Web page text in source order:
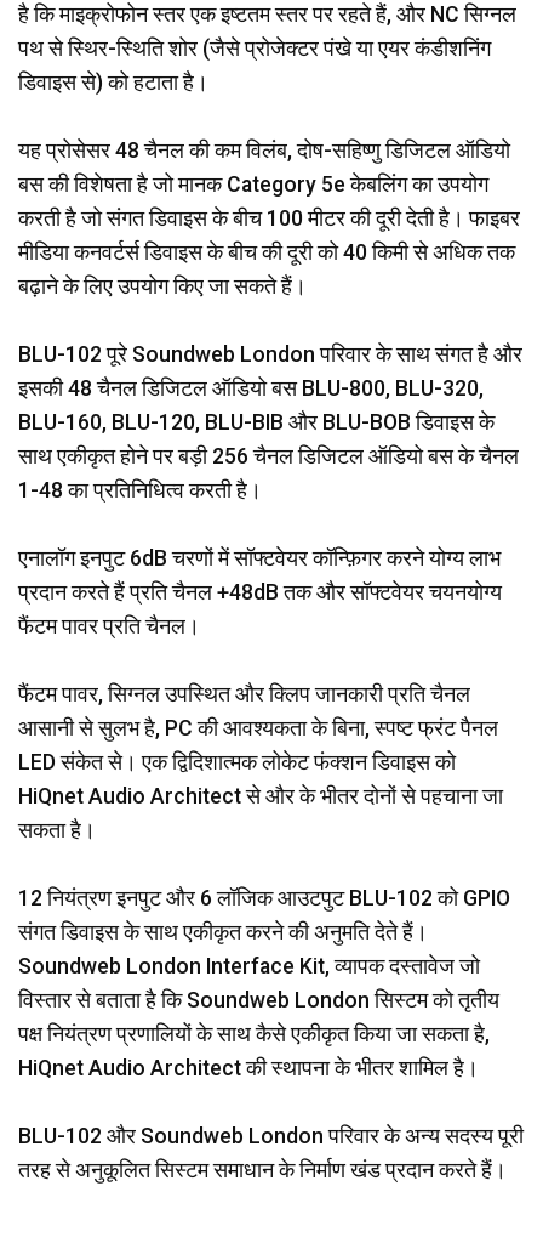
है कि माइक्रोफोन स्तर एक इष्टतम स्तर पर रहते हैं, और NC सिग्नल
पथ से स्थिर-स्थिति शोर (जैसे प्रोजेक्टर पंखे या एयर कंडीशनिंग
डिवाइस से) को हटाता है।
यह प्रोसेसर 48 चैनल की कम विलंब, दोष-सहिष्णु डिजिटल ऑडियो
बस की विशेषता है जो मानक Category 5e केबलिंग का उपयोग
करती है जो संगत डिवाइस के बीच 100 मीटर की दूरी देती है। फाइबर
मीडिया कनवर्टर्स डिवाइस के बीच की दूरी को 40 किमी से अधिक तक
बढ़ाने के लिए उपयोग किए जा सकते हैं।
BLU-102 पूरे Soundweb London परिवार के साथ संगत है और
इसकी 48 चैनल डिजिटल ऑडियो बस BLU-800, BLU-320,
BLU-160, BLU-120, BLU-BIB और BLU-BOB डिवाइस के
साथ एकीकृत होने पर बड़ी 256 चैनल डिजिटल ऑडियो बस के चैनल
1-48 का प्रतिनिधित्व करती है।
एनालॉग इनपुट 6dB चरणों में सॉफ्टवेयर कॉन्फ़िगर करने योग्य लाभ
प्रदान करते हैं प्रति चैनल +48dB तक और सॉफ्टवेयर चयनयोग्य
फैंटम पावर प्रति चैनल।
फैंटम पावर, सिग्नल उपस्थित और क्लिप जानकारी प्रति चैनल
आसानी से सुलभ है, PC की आवश्यकता के बिना, स्पष्ट फ्रंट पैनल
LED संकेत से। एक द्विदिशात्मक लोकेट फंक्शन डिवाइस को
HiQnet Audio Architect से और के भीतर दोनों से पहचाना जा
सकता है।
12 नियंत्रण इनपुट और 6 लॉजिक आउटपुट BLU-102 को GPIO
संगत डिवाइस के साथ एकीकृत करने की अनुमति देते हैं।
Soundweb London Interface Kit, व्यापक दस्तावेज जो
विस्तार से बताता है कि Soundweb London सिस्टम को तृतीय
पक्ष नियंत्रण प्रणालियों के साथ कैसे एकीकृत किया जा सकता है,
HiQnet Audio Architect की स्थापना के भीतर शामिल है।
BLU-102 और Soundweb London परिवार के अन्य सदस्य पूरी
तरह से अनुकूलित सिस्टम समाधान के निर्माण खंड प्रदान करते हैं।